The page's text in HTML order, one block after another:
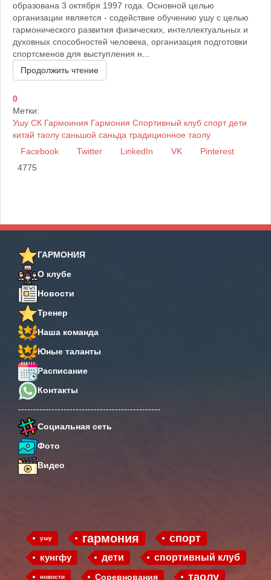
образована 3 октября 1997 года. Основной целью
организации является - содействие обучению ушу с целью
гармонического развития физических, интеллектуальных и
духовных способностей человека, организация подготовки
спортсменов для выступления н...
Продолжить чтение
0
Метки:
Ушу СК Гармоиния Гармония Спортивный клуб спорт дети
китай таолу саньшой саньда традиционное таолу
Facebook
Twitter LinkedIn VK
Pinterest
4775
ГАРМОНИЯ
О клубе
Новости
Тренер
Наша команда
Юные таланты
Расписание
Контакты
-----------------------------------------------
Социальная сеть
Фото
Видео
ушу гармония спорт
кунгфу дети спортивный клуб
новости Соревнования таолу